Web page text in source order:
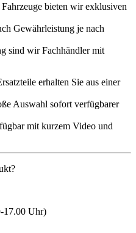
bieten wir exklusiven
Gewährleistung je nach
sind wir Fachhändler mit
erhalten Sie aus einer
Auswahl sofort verfügbarer
mit kurzem Video und
17.00 Uhr)